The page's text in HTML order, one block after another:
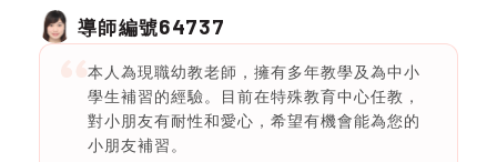
導師編號64737
本人為現職幼教老師，擁有多年教學及為中小
學生補習的經驗。目前在特殊教育中心任教，
對小朋友有耐性和愛心，希望有機會能為您的
小朋友補習。